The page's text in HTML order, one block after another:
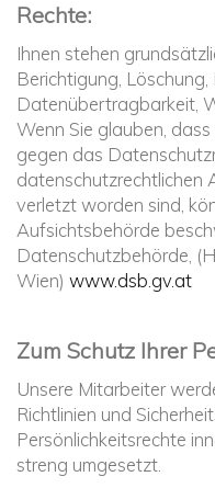
Rechte:
Ihnen stehen
Berichtigung, Löschung,
Datenübertragbarkeit,
Wenn Sie glauben,
gegen das
datenschutzrechtlichen
verletzt worden sind,
Aufsichtsbehörde
Datenschutzbehörde,
Wien) www.dsb.gv.at
Zum Schutz Ihrer
Unsere Mitarbeiter
Richtlinien und
Persönlichkeitsrechte
streng umgesetzt.